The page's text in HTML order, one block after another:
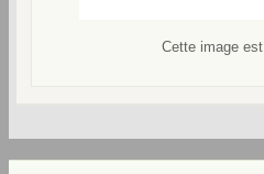
Cette image